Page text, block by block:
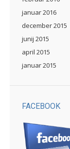
januar 2016
december 2015
junij 2015
april 2015
januar 2015
FACEBOOK